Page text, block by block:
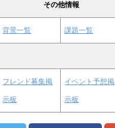
その他情報
背景一覧 課題一覧
フレンド募集掲
示板
イベント予想掲
示板